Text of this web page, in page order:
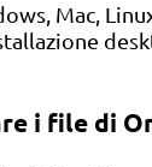
Mac,
i file di